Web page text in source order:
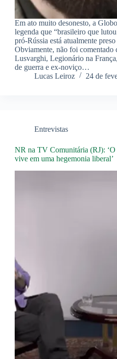
Em ato muito desonesto, a
legenda que “brasileiro que
pró-Rússia está atualmente
Obviamente, não foi comentado
Lusvarghi, Legionário na
de guerra e ex-noviço…
Lucas Leiroz
24 de
Entrevistas
NR na TV Comunitária (RJ):
vive em uma hegemonia liberal’